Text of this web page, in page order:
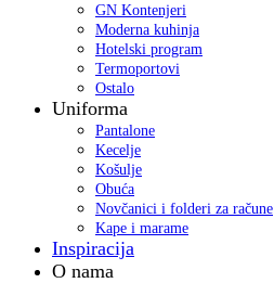
GN Kontenjeri
Moderna kuhinja
Hotelski program
Termoportovi
Ostalo
Uniforma
Pantalone
Kecelje
Košulje
Obuća
Novčanici i folderi za račune
Kape i marame
Inspiracija
O nama